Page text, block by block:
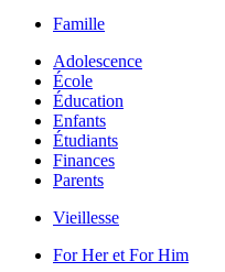
Famille
Adolescence
École
Éducation
Enfants
Étudiants
Finances
Parents
Vieillesse
For Her et For Him